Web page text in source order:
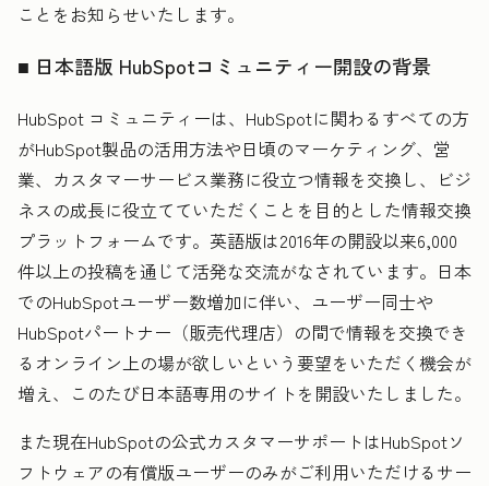
ことをお知らせいたします。
■ 日本語版 HubSpotコミュニティー開設の背景
HubSpot コミュニティーは、HubSpotに関わるすべての方
がHubSpot製品の活用方法や日頃のマーケティング、営
業、カスタマーサービス業務に役立つ情報を交換し、ビジ
ネスの成長に役立てていただくことを目的とした情報交換
プラットフォームです。英語版は2016年の開設以来6,000
件以上の投稿を通じて活発な交流がなされています。日本
でのHubSpotユーザー数増加に伴い、ユーザー同士や
HubSpotパートナー（販売代理店）の間で情報を交換でき
るオンライン上の場が欲しいという要望をいただく機会が
増え、このたび日本語専用のサイトを開設いたしました。
また現在HubSpotの公式カスタマーサポートはHubSpotソ
フトウェアの有償版ユーザーのみがご利用いただけるサー